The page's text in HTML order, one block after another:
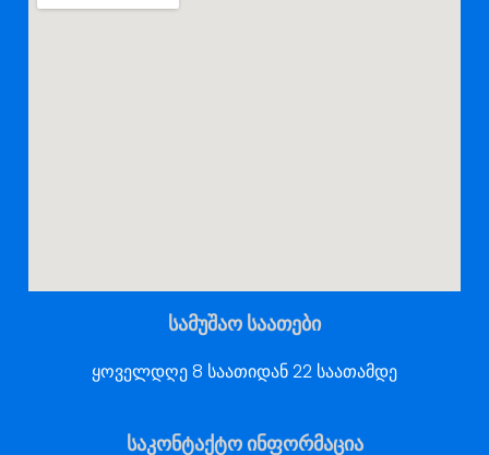
სამუშაო საათები
ყოველდღე 8 საათიდან 22 საათამდე
საკონტაქტო ინფორმაცია